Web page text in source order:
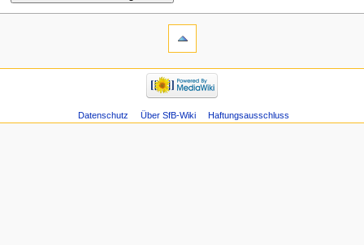
Datenschutz Über SfB-Wiki Haftungsausschluss